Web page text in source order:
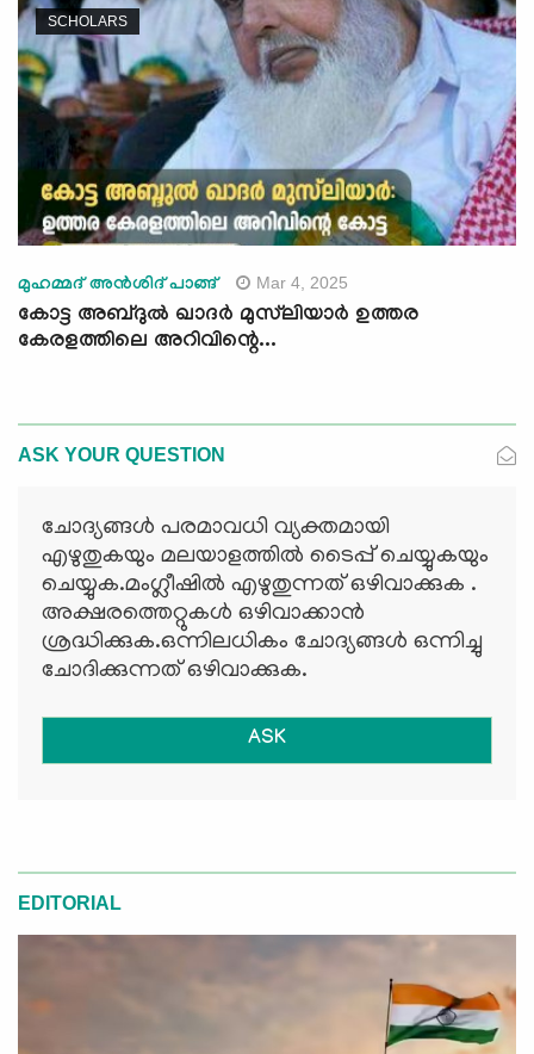
SCHOLARS
മുഹമ്മദ് അന്‍ശിദ് പാങ്ങ് Mar 4, 2025
കോട്ട അബ്ദുൽ ഖാദർ മുസ്‌ലിയാര്‍ ഉത്തര
കേരളത്തിലെ അറിവിന്റെ...
ASK YOUR QUESTION
ചോദ്യങ്ങള്‍ പരമാവധി വ്യക്തമായി
എഴുതുകയും മലയാളത്തില്‍ ടൈപ്പ് ചെയ്യുകയും
ചെയ്യുക.മംഗ്ലീഷില്‍ എഴുതുന്നത് ഒഴിവാക്കുക .
അക്ഷരത്തെറ്റുകള്‍ ഒഴിവാക്കാന്‍
ശ്രദ്ധിക്കുക.ഒന്നിലധികം ചോദ്യങ്ങള്‍ ഒന്നിച്ചു
ചോദിക്കുന്നത് ഒഴിവാക്കുക.
ASK
EDITORIAL